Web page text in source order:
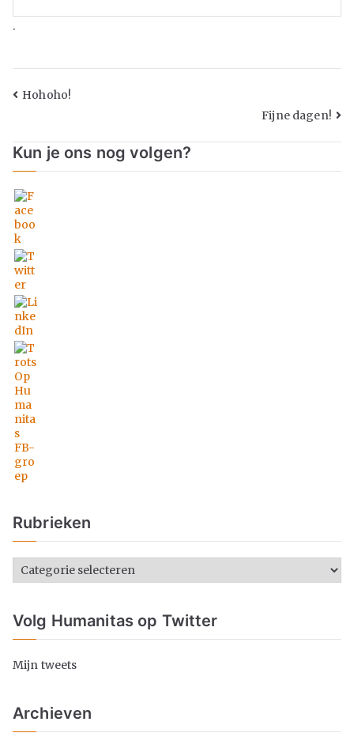
.
Hohoho!
Fijne dagen!
Kun je ons nog volgen?
Rubrieken
Volg Humanitas op Twitter
Mijn tweets
Archieven